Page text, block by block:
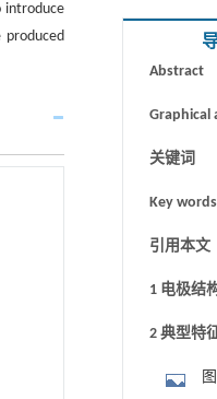
introduce
produced
Abstract
Graphical
关键词
Key words
引用本文
1 电极结
2 典型特